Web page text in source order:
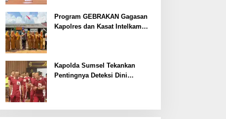
Program GEBRAKAN Gagasan
Kapolres dan Kasat Intelkam
Kapolda Sumsel Tekankan
Pentingnya Deteksi Dini